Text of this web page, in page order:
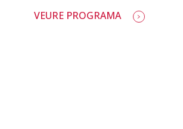
VEURE PROGRAMA